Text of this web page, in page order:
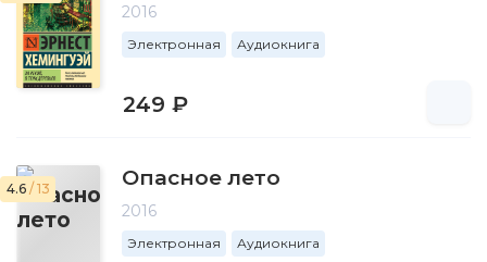
2016
Электронная Аудиокнига
249 ₽
4.6 / 13 Опасное лето
2016
Электронная Аудиокнига